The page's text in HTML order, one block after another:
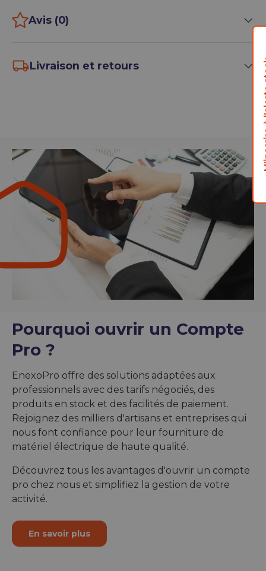
Avis (0)
Livraison et retours
Pourquoi ouvrir un Compte
Pro ?
EnexoPro offre des solutions adaptées aux
professionnels avec des tarifs négociés, des
produits en stock et des facilités de paiement.
Rejoignez des milliers d'artisans et entreprises qui
nous font confiance pour leur fourniture de
matériel électrique de haute qualité.
Découvrez tous les avantages d'ouvrir un compte
pro chez nous et simplifiez la gestion de votre
activité.
En savoir plus